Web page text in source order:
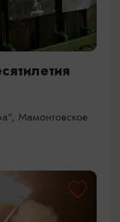
Мамонтовское